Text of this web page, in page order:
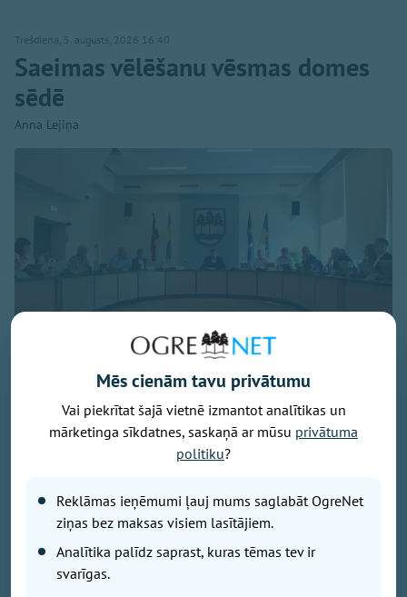
Trešdiena, 5. augusts, 2026 16:40
Saeimas vēlēšanu vēsmas domes
sēdē
Anna Lejiņa
Foto: Ekrānuzņēmums
Pašvaldības domes sēdē 30. jūlijā jautās Saeimas
vēlēšanu tuvums.
Kāds prasmīgāk, cits ne tik veiksmīgi žonglēja ar
vārdiem, lai it kā iestātos par iedzīvotāju vajadzībām,
iestrēgusi vecā vinila platē. Var vien apbrīnot tos
sēdes klausītājus, kuri izturēja visas sešas ar pusi
Mēs cienām tavu privātumu
Vai piekrītat šajā vietnē izmantot analītikas un
mārketinga sīkdatnes, saskaņā ar mūsu privātuma
politiku?
Reklāmas ieņēmumi ļauj mums saglabāt OgreNet
ziņas bez maksas visiem lasītājiem.
Analītika palīdz saprast, kuras tēmas tev ir
svarīgas.